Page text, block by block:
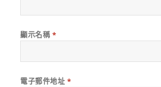
顯示名稱 *
電子郵件地址 *